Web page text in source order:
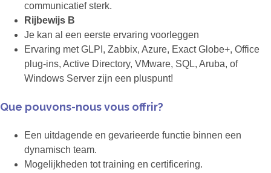
communicatief sterk.
Rijbewijs B
Je kan al een eerste ervaring voorleggen
Ervaring met GLPI, Zabbix, Azure, Exact Globe+, Office
plug-ins, Active Directory, VMware, SQL, Aruba, of
Windows Server zijn een pluspunt!
Que pouvons-nous vous offrir?
Een uitdagende en gevarieerde functie binnen een
dynamisch team.
Mogelijkheden tot training en certificering.